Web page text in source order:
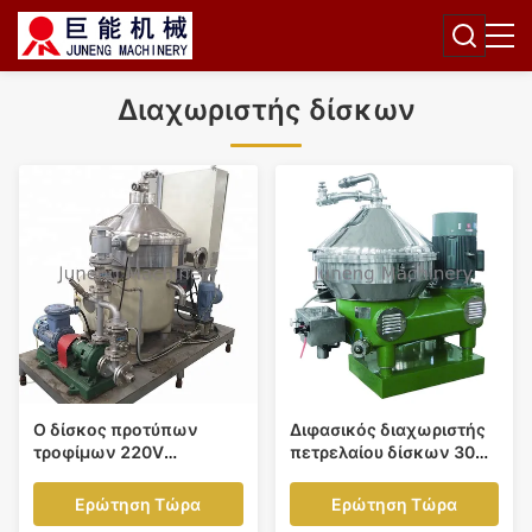
Διαχωριστής δίσκων
Ο δίσκος προτύπων
τροφίμων 220V
μπύρας Juneng
ανοξείδωτου
Ερώτηση Τώρα
Διφασικός διαχωριστής
πετρελαίου δίσκων 30
χωρισμού για Viscose
Ερώτηση Τώρα